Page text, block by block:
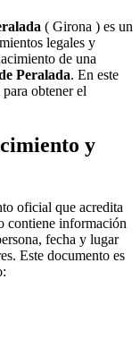
( Girona ) es un
legales y
de una
Peralada. En este
obtener el
y
oficial que acredita
contiene información
fecha y lugar
Este documento es